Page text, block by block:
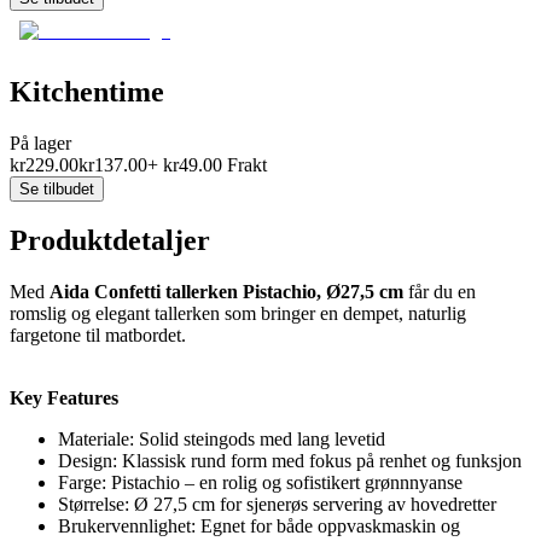
Kitchentime
På lager
kr229.00kr137.00+ kr49.00 Frakt
Se tilbudet
Produktdetaljer
Med Aida Confetti tallerken Pistachio, Ø27,5 cm får du en
romslig og elegant tallerken som bringer en dempet, naturlig
fargetone til matbordet.
Key Features
Materiale: Solid steingods med lang levetid
Design: Klassisk rund form med fokus på renhet og funksjon
Farge: Pistachio – en rolig og sofistikert grønnnyanse
Størrelse: Ø 27,5 cm for sjenerøs servering av hovedretter
Brukervennlighet: Egnet for både oppvaskmaskin og